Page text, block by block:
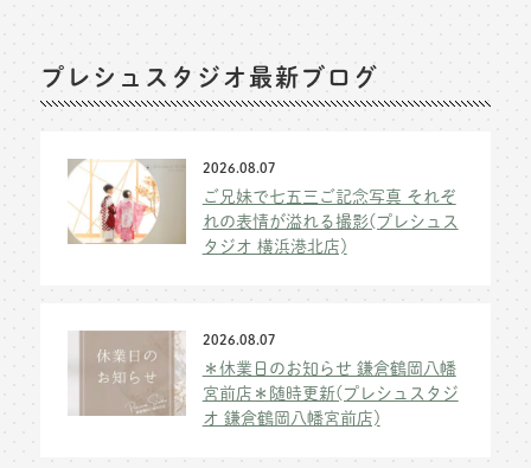
プレシュスタジオ最新ブログ
2026.08.07
ご兄妹で七五三ご記念写真 それぞ
れの表情が溢れる撮影(プレシュス
タジオ 横浜港北店)
2026.08.07
＊休業日のお知らせ 鎌倉鶴岡八幡
宮前店＊随時更新(プレシュスタジ
オ 鎌倉鶴岡八幡宮前店)